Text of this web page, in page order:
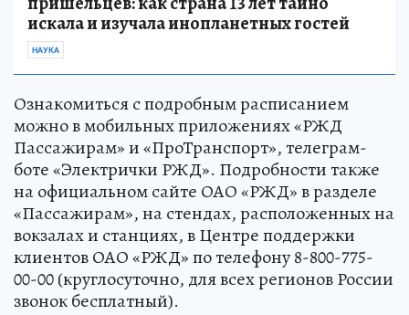
искала и изучала инопланетных гостей
НАУКА
Ознакомиться с подробным расписанием
можно в мобильных приложениях «РЖД
Пассажирам» и «ПроТранспорт», телеграм-
боте «Электрички РЖД». Подробности также
на официальном сайте ОАО «РЖД» в разделе
«Пассажирам», на стендах, расположенных на
вокзалах и станциях, в Центре поддержки
клиентов ОАО «РЖД» по телефону 8-800-775-
00-00 (круглосуточно, для всех регионов России
звонок бесплатный).